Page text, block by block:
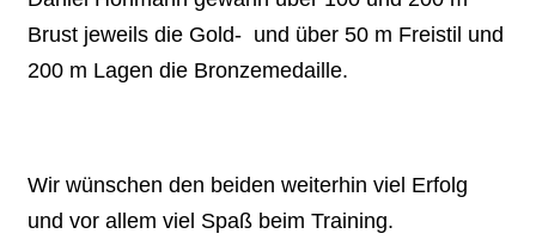
Brust jeweils die Gold- und über 50 m Freistil und
200 m Lagen die Bronzemedaille.
Wir wünschen den beiden weiterhin viel Erfolg
und vor allem viel Spaß beim Training.